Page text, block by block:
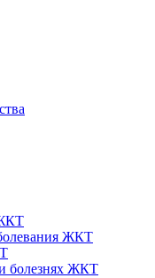
ЖКТ
болезнях ЖКТ